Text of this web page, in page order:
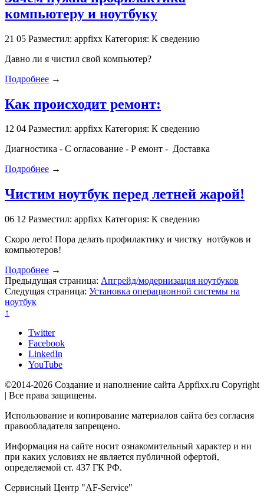
компьютеру и ноутбуку
21 05 Разместил: appfixx Категория: К сведению
Давно ли я чистил свой компьютер?
Подробнее →
Как происходит ремонт:
12 04 Разместил: appfixx Категория: К сведению
Диагностика - С огласование - Р емонт - Доставка
Подробнее →
Чистим ноутбук перед летней жарой!
06 12 Разместил: appfixx Категория: К сведению
Скоро лето! Пора делать профилактику и чистку нотбуков и
компьютеров!
Подробнее →
Предыдущая страница: Апгрейд/модернизация ноутбуков
Следущая страница: Установка операционной системы на
ноутбук
↑
Twitter
Facebook
LinkedIn
YouTube
©2014-2026 Создание и наполнение сайта Appfixx.ru Copyright
| Все права защищены.
Использование и копирование материалов сайта без согласия
правообладателя запрещено.
Информация на сайте носит ознакомительный характер и ни
при каких условиях не является публичной офертой,
определяемой ст. 437 ГК РФ.
Сервисный Центр "AF-Service"